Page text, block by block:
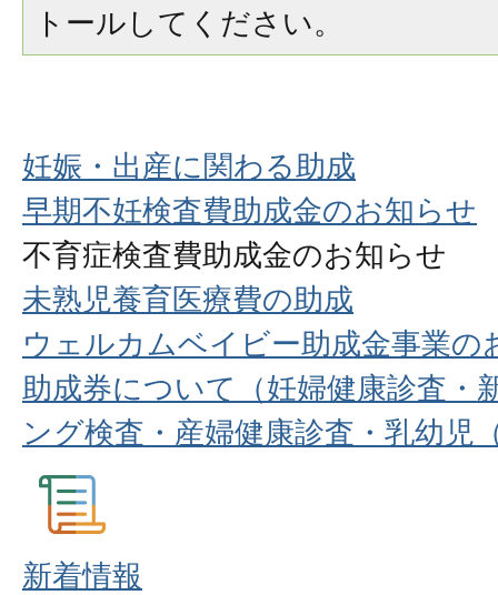
トールしてください。
妊娠・出産に関わる助成
早期不妊検査費助成金のお知らせ
不育症検査費助成金のお知らせ
未熟児養育医療費の助成
ウェルカムベイビー助成金事業の
助成券について（妊婦健康診査・
ング検査・産婦健康診査・乳幼児
新着情報